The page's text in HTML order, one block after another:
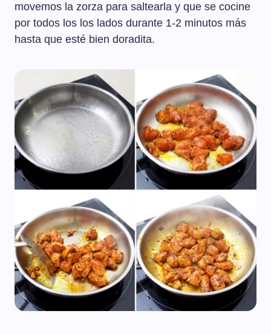
movemos la zorza para saltearla y que se cocine
por todos los los lados durante 1-2 minutos más
hasta que esté bien doradita.